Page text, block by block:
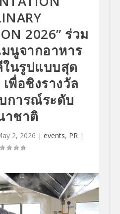
2026” ร่วม
มนูจากอาหาร
นรูปแบบสุด
พื่อชิงรางวัล
การณ์ระดับ
าชาติ
2, 2026 |events, PR |